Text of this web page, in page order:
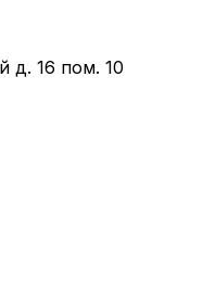
д. 16 пом. 10